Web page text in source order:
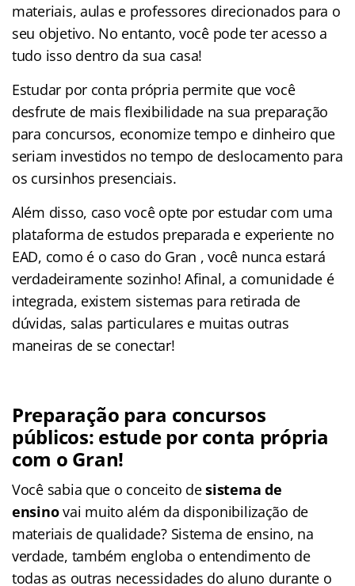
materiais, aulas e professores direcionados para o
seu objetivo. No entanto, você pode ter acesso a
tudo isso dentro da sua casa!
Estudar por conta própria permite que você
desfrute de mais flexibilidade na sua preparação
para concursos, economize tempo e dinheiro que
seriam investidos no tempo de deslocamento para
os cursinhos presenciais.
Além disso, caso você opte por estudar com uma
plataforma de estudos preparada e experiente no
EAD, como é o caso do Gran , você nunca estará
verdadeiramente sozinho! Afinal, a comunidade é
integrada, existem sistemas para retirada de
dúvidas, salas particulares e muitas outras
maneiras de se conectar!
Preparação para concursos
públicos: estude por conta própria
com o Gran!
Você sabia que o conceito desistema de
ensinovai muito além da disponibilização de
materiais de qualidade? Sistema de ensino, na
verdade, também engloba o entendimento de
todas as outras necessidades do aluno durante o